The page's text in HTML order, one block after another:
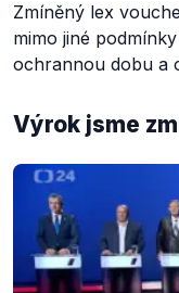
Zmíněný lex
mimo jiné
ochrannou dobu a
Výrok jsme